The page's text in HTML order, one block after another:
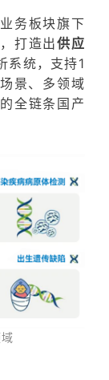
务板块旗下
打造出供应
系统， 支持1
景、多领域
全链条国产